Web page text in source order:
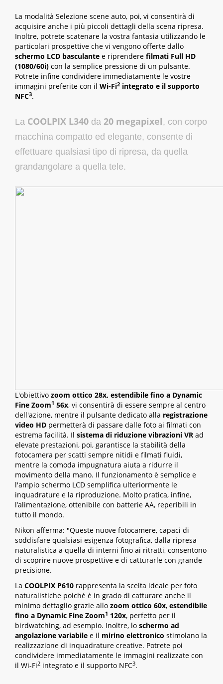
La modalità Selezione scene auto, poi, vi consentirà di
acquisire anche i più piccoli dettagli della scena ripresa.
Inoltre, potrete scatenare la vostra fantasia utilizzando le
particolari prospettive che vi vengono offerte dallo
schermo LCD basculante e riprendere filmati Full HD
(1080/60i) con la semplice pressione di un pulsante.
Potrete infine condividere immediatamente le vostre
immagini preferite con il Wi-Fi2 integrato e il supporto
NFC3.
La COOLPIX L340 da 20 megapixel, con corpo
macchina compatto ed elegante, consente di
effettuare qualsiasi tipo di ripresa, da quella
grandangolare a quella tele.
L'obiettivo zoom ottico 28x, estendibile fino a Dynamic
Fine Zoom1 56x, vi consentirà di essere sempre al centro
dell'azione, mentre il pulsante dedicato alla registrazione
video HD permetterà di passare dalle foto ai filmati con
estrema facilità. Il sistema di riduzione vibrazioni VR ad
elevate prestazioni, poi, garantisce la stabilità della
fotocamera per scatti sempre nitidi e filmati fluidi,
mentre la comoda impugnatura aiuta a ridurre il
movimento della mano. Il funzionamento è semplice e
l'ampio schermo LCD semplifica ulteriormente le
inquadrature e la riproduzione. Molto pratica, infine,
l’alimentazione, ottenibile con batterie AA, reperibili in
tutto il mondo.
Nikon afferma: "Queste nuove fotocamere, capaci di
soddisfare qualsiasi esigenza fotografica, dalla ripresa
naturalistica a quella di interni fino ai ritratti, consentono
di scoprire nuove prospettive e di catturarle con grande
precisione.
La COOLPIX P610 rappresenta la scelta ideale per foto
naturalistiche poiché è in grado di catturare anche il
minimo dettaglio grazie allo zoom ottico 60x, estendibile
fino a Dynamic Fine Zoom1 120x, perfetto per il
birdwatching, ad esempio. Inoltre, lo schermo ad
angolazione variabile e il mirino elettronico stimolano la
realizzazione di inquadrature creative. Potrete poi
condividere immediatamente le immagini realizzate con
il Wi-Fi2 integrato e il supporto NFC3.